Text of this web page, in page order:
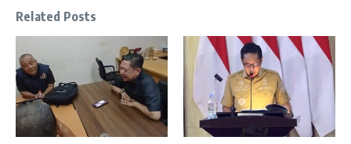
Related Posts